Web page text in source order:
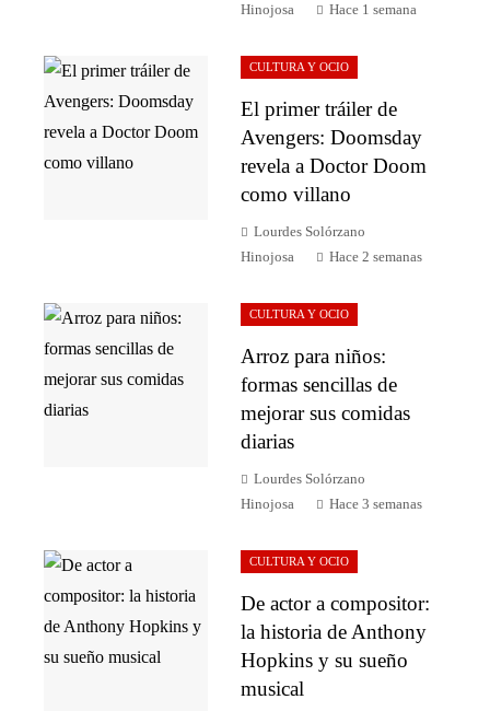
Hinojosa
Hace 1 semana
CULTURA Y OCIO
El primer tráiler de
Avengers: Doomsday
revela a Doctor Doom
como villano
Lourdes Solórzano
Hinojosa
Hace 2 semanas
CULTURA Y OCIO
Arroz para niños:
formas sencillas de
mejorar sus comidas
diarias
Lourdes Solórzano
Hinojosa
Hace 3 semanas
CULTURA Y OCIO
De actor a compositor:
la historia de Anthony
Hopkins y su sueño
musical